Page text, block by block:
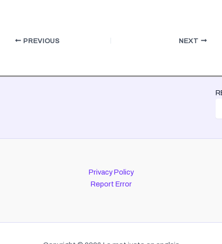
PREVIOUS NEXT
Privacy Policy
Report Error